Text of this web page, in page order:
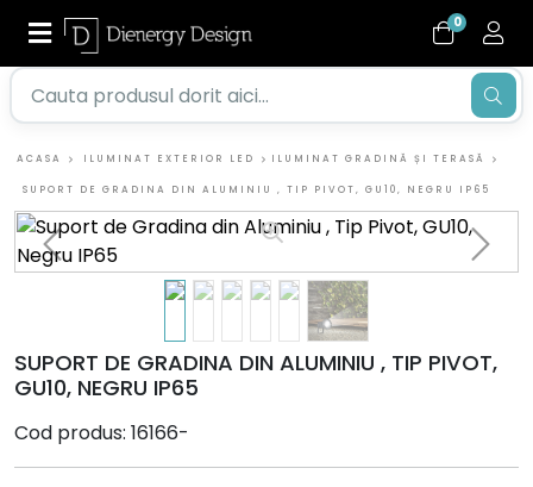
0
ACASA ILUMINAT EXTERIOR LED ILUMINAT GRADINĂ ȘI TERASĂ
SUPORT DE GRADINA DIN ALUMINIU , TIP PIVOT, GU10, NEGRU IP65
SUPORT DE GRADINA DIN ALUMINIU , TIP PIVOT,
GU10, NEGRU IP65
Cod produs: 16166-